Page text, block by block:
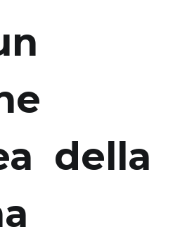
della